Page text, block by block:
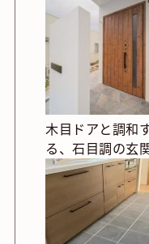
木目ドアと調和
る、石目調の玄
ーチ床タイル施